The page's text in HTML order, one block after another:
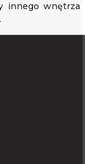
innego wnętrza